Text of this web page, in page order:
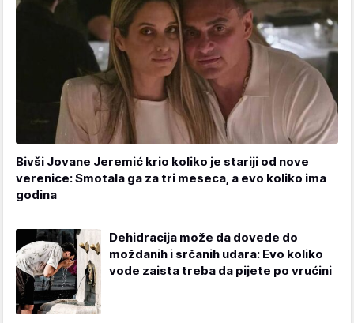
Bivši Jovane Jeremić krio koliko je stariji od nove
verenice: Smotala ga za tri meseca, a evo koliko ima
godina
Dehidracija može da dovede do
moždanih i srčanih udara: Evo koliko
vode zaista treba da pijete po vrućini